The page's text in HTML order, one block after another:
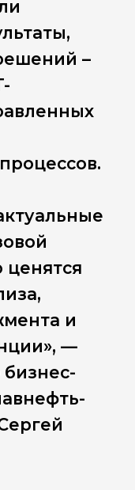
–
ценятся
и
—